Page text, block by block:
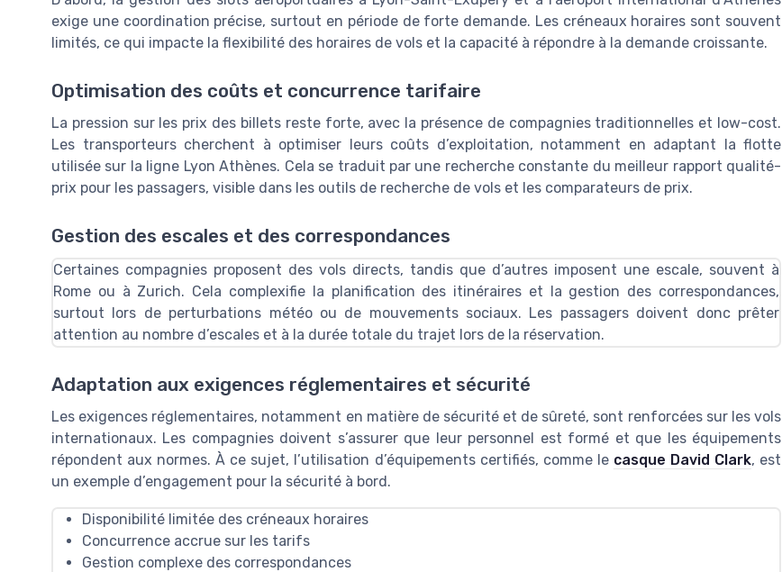
exige une coordination précise, surtout en période de forte demande. Les créneaux horaires sont souvent
limités, ce qui impacte la flexibilité des horaires de vols et la capacité à répondre à la demande croissante.
Optimisation des coûts et concurrence tarifaire
La pression sur les prix des billets reste forte, avec la présence de compagnies traditionnelles et low-cost.
Les transporteurs cherchent à optimiser leurs coûts d’exploitation, notamment en adaptant la flotte
utilisée sur la ligne Lyon Athènes. Cela se traduit par une recherche constante du meilleur rapport qualité-
prix pour les passagers, visible dans les outils de recherche de vols et les comparateurs de prix.
Gestion des escales et des correspondances
Certaines compagnies proposent des vols directs, tandis que d’autres imposent une escale, souvent à
Rome ou à Zurich. Cela complexifie la planification des itinéraires et la gestion des correspondances,
surtout lors de perturbations météo ou de mouvements sociaux. Les passagers doivent donc prêter
attention au nombre d’escales et à la durée totale du trajet lors de la réservation.
Adaptation aux exigences réglementaires et sécurité
Les exigences réglementaires, notamment en matière de sécurité et de sûreté, sont renforcées sur les vols
internationaux. Les compagnies doivent s’assurer que leur personnel est formé et que les équipements
répondent aux normes. À ce sujet, l’utilisation d’équipements certifiés, comme le casque David Clark, est
un exemple d’engagement pour la sécurité à bord.
Disponibilité limitée des créneaux horaires
Concurrence accrue sur les tarifs
Gestion complexe des correspondances